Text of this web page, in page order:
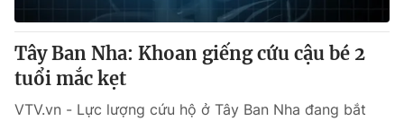
Tây Ban Nha: Khoan giếng cứu cậu bé 2
tuổi mắc kẹt
VTV.vn - Lực lượng cứu hộ ở Tây Ban Nha đang bắt